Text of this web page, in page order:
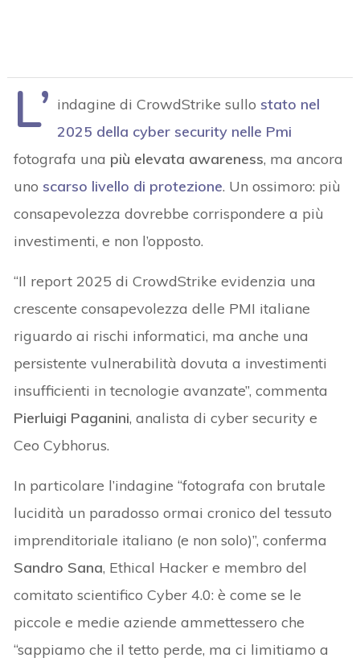
L’ indagine di CrowdStrike sullo stato nel
2025 della cyber security nelle Pmi
fotografa una più elevata awareness, ma ancora
uno scarso livello di protezione. Un ossimoro: più
consapevolezza dovrebbe corrispondere a più
investimenti, e non l’opposto.
“Il report 2025 di CrowdStrike evidenzia una
crescente consapevolezza delle PMI italiane
riguardo ai rischi informatici, ma anche una
persistente vulnerabilità dovuta a investimenti
insufficienti in tecnologie avanzate”, commenta
Pierluigi Paganini, analista di cyber security e
Ceo Cybhorus.
In particolare l’indagine “fotografa con brutale
lucidità un paradosso ormai cronico del tessuto
imprenditoriale italiano (e non solo)”, conferma
Sandro Sana, Ethical Hacker e membro del
comitato scientifico Cyber 4.0: è come se le
piccole e medie aziende ammettessero che
“sappiamo che il tetto perde, ma ci limitiamo a